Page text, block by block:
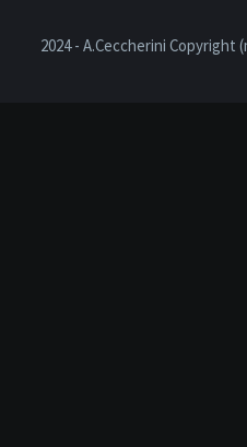
2024 - A.Ceccherini